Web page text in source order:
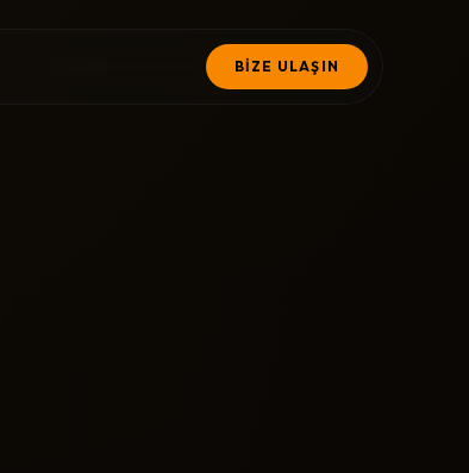
BİZE ULAŞIN